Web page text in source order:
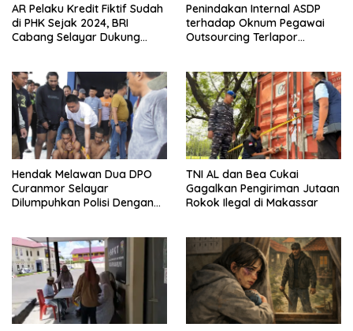
AR Pelaku Kredit Fiktif Sudah
di PHK Sejak 2024, BRI
Cabang Selayar Dukung
Penindakan Internal ASDP
terhadap Oknum Pegawai
Outsourcing Terlapor
Hendak Melawan Dua DPO
Curanmor Selayar
Dilumpuhkan Polisi Dengan
TNI AL dan Bea Cukai
Gagalkan Pengiriman Jutaan
Rokok Ilegal di Makassar